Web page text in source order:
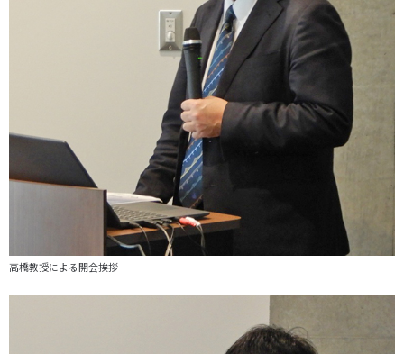
高橋教授による開会挨拶